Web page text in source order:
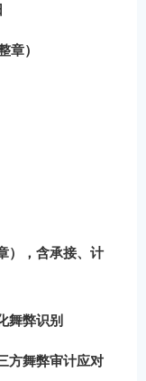
章）
，含承接、计
舞弊识别
方舞弊审计应对